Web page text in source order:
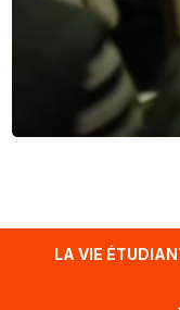
LA VIE